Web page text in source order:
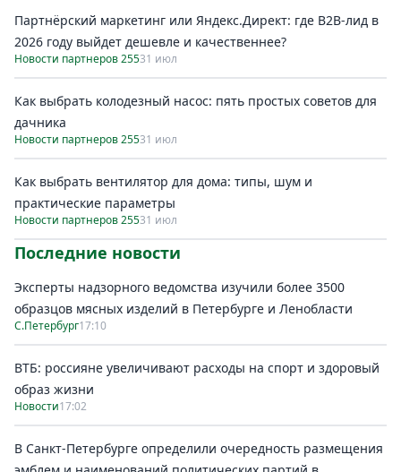
Партнёрский маркетинг или Яндекс.Директ: где B2B-лид в
2026 году выйдет дешевле и качественнее?
Новости партнеров 25531 июл
Как выбрать колодезный насос: пять простых советов для
дачника
Новости партнеров 25531 июл
Как выбрать вентилятор для дома: типы, шум и
практические параметры
Новости партнеров 25531 июл
Последние новости
Эксперты надзорного ведомства изучили более 3500
образцов мясных изделий в Петербурге и Ленобласти
С.Петербург17:10
ВТБ: россияне увеличивают расходы на спорт и здоровый
образ жизни
Новости17:02
В Санкт-Петербурге определили очередность размещения